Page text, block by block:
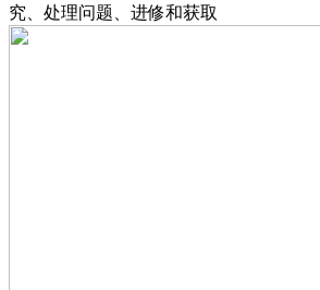
究、处理问题、进修和获取